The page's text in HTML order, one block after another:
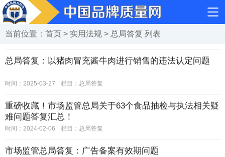
当前位置： 首页 > 实用法规 > 总局答复 列表
总局答复：以猪肉冒充酱牛肉进行销售的违法认定问题
时间：2025-03-27 栏目： 总局答复
重磅收藏！市场监管总局关于63个食品抽检与执法相关疑
难问题答复汇总！
时间：2024-02-06 栏目： 总局答复
市场监管总局答复：广告备案有效期问题